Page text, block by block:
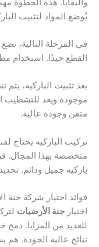
يُوضع المواد لتثبيت
في المرحلة التالية،
القطع جيدًا. استخدام
بعد تثبيت الباركيه،
موجودة ويعد للتشطيب
متقن وجودة عالية.
تركيب الباركيه يحتاج
متخصصة بهذا المجال.
باركيه جميل ودائم.
فوائد اختيار شركة جنة
اختيار جنة الأرضيات
للعديد من المزايا. دمج
نتائج عالية الجودة.